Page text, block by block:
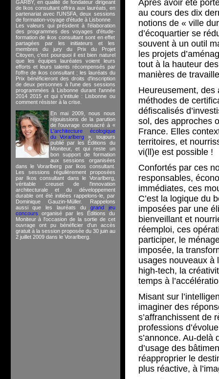
GARBY, en qualité de fondateur dirigeant
de Ikos consultant offrira aux lauréats, en
partenariat avec l'UNSFA, deux sessions
de formation-voyage d'étude à Lisbonne.
Les valeurs qui président à l'élaboration
des programmes des voyages d'étude-
formation de ikos consultant sont en effet
partagées par les initiateurs et les
membres du jury du Prix du Projet
Citoyen, c'est pourquoi il est bien naturel
que les équipes lauréates voient leurs
efforts et leurs talents récompensés par
l'offre de ikos consultant ; les lauréats du
Prix bénéficieront des droits d'inscription
de deux personnes à l'une des sessions
programmées à Lisbonne durant l'année
2014 2015 et qui s'intitule : Lisbonne ou
comment résister à la crise.
En mai 2009, nous nous
réjouissions de la parution
de l'ouvrage consacré à «
L'architecture écologique
du Vorarlberg », toujours
publié par les Éditions du
Moniteur, et qui reste un
bon support de formation
aux sessions organisées
dans le Vorarlberg par Ikos consultant.
Les sessions régulièrement proposées
par Ikos consultant dans le Vorarlberg,
véritable creuset de l'innovation
architecturale et du développement
durable ont été initiées rappelons-le, par
Dominique Gauzin-Müller. Rappelons
aussi que les lauréats du grand jeu
concours organisé par les Éditions du
Moniteur à l'occasion de la sortie de cet
ouvrage ont pu bénéficier d'un accès
gratuit à la session proposée du 30 juin au
2 juillet 2009 dans le Vorarlberg.
Après avoir été
au cours des dix
notions de « ville
d’écoquartier se
souvent à un outil
les projets
tout à la hauteur
manières de
Heureusement, des
méthodes de
défiscalisés
sol, des approches
France. Elles
territoires, et
vi(ll)e est possible !
Confortés par ces
responsables,
immédiates, ces
C’est la logique du
imposées par une
bienveillant et
réemploi, ces
participer, le
imposée, la
usages nouveaux à
high-tech, la
temps à
Misant sur
imaginer des
s’affranchissent de
professions
s’annonce. Au-
d’usage des
réapproprier le
plus réactive, à